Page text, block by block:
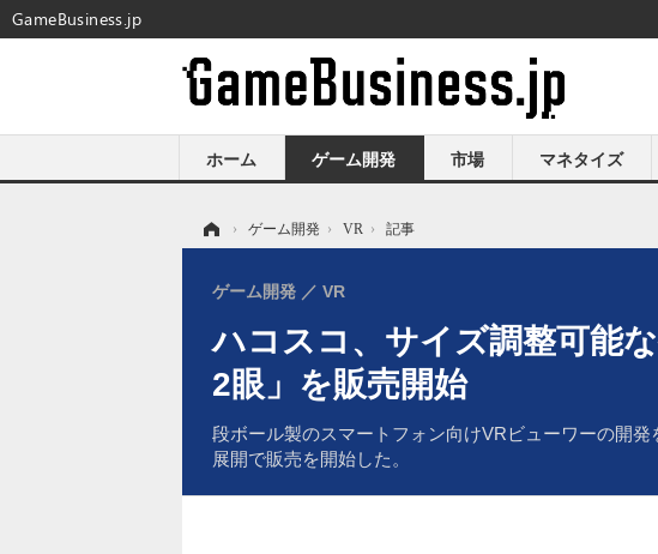
ホーム ゲーム開発 市場 マネタイズ
› ゲーム開発 › VR › 記事
ハコスコ、サイズ調整可能
2眼」を販売開始
段ボール製のスマートフォン向けVRビューワーの開
展開で販売を開始した。
ゲーム開発 VR
GameBusiness.jp